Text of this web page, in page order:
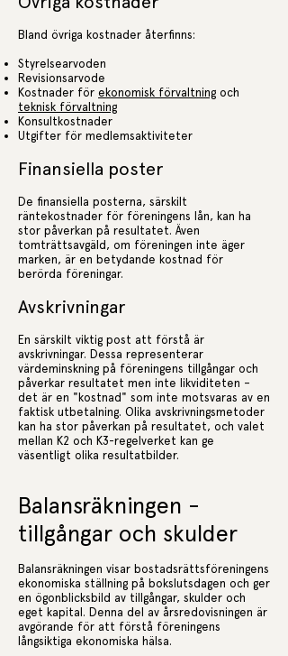
Bland övriga kostnader återfinns:
Styrelsearvoden
Revisionsarvode
Kostnader för ekonomisk förvaltning och
teknisk förvaltning
Konsultkostnader
Utgifter för medlemsaktiviteter
Finansiella poster
De finansiella posterna, särskilt
räntekostnader för föreningens lån, kan ha
stor påverkan på resultatet. Även
tomträttsavgäld, om föreningen inte äger
marken, är en betydande kostnad för
berörda föreningar.
Avskrivningar
En särskilt viktig post att förstå är
avskrivningar. Dessa representerar
värdeminskning på föreningens tillgångar och
påverkar resultatet men inte likviditeten –
det är en "kostnad" som inte motsvaras av en
faktisk utbetalning. Olika avskrivningsmetoder
kan ha stor påverkan på resultatet, och valet
mellan K2 och K3-regelverket kan ge
väsentligt olika resultatbilder.
Balansräkningen -
tillgångar och skulder
Balansräkningen visar bostadsrättsföreningens
ekonomiska ställning på bokslutsdagen och ger
en ögonblicksbild av tillgångar, skulder och
eget kapital. Denna del av årsredovisningen är
avgörande för att förstå föreningens
långsiktiga ekonomiska hälsa.